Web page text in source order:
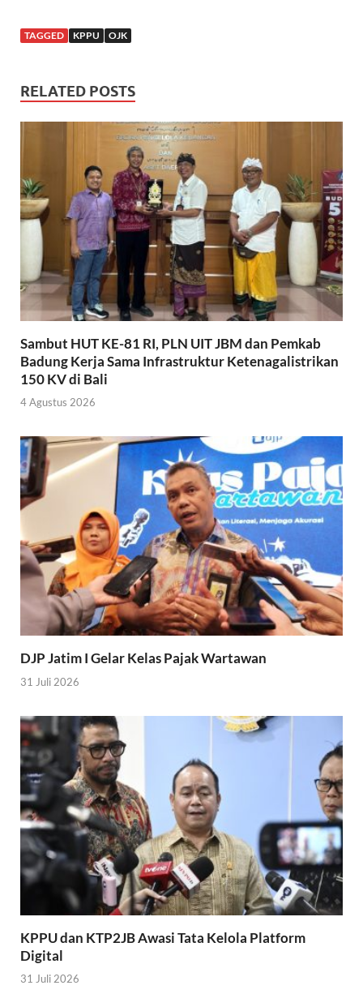
TAGGED KPPU OJK
RELATED POSTS
Sambut HUT KE-81 RI, PLN UIT JBM dan Pemkab
Badung Kerja Sama Infrastruktur Ketenagalistrikan
150 KV di Bali
4 Agustus 2026
DJP Jatim I Gelar Kelas Pajak Wartawan
31 Juli 2026
KPPU dan KTP2JB Awasi Tata Kelola Platform
Digital
31 Juli 2026